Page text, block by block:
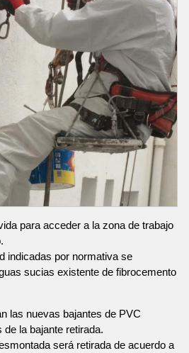
para acceder a la zona de trabajo
indicadas por normativa se
sucias existente de fibrocemento
las nuevas bajantes de PVC
la bajante retirada.
será retirada de acuerdo a